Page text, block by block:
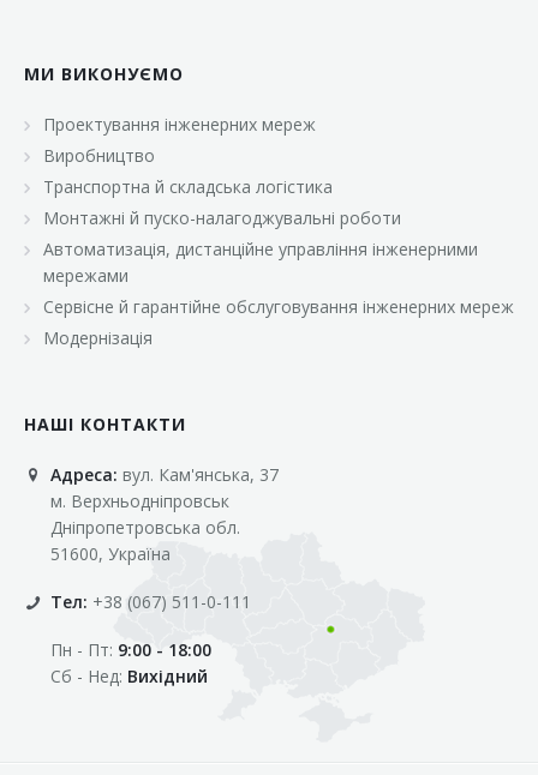
«Класс»
«Континент»
«Малинка»
«Марс»
«Оптовичок»
«Свіжачок»
«Сільпо»
«Фора»
«Фреш»
«Фуршет»
«Цент»
МИ ВИКОНУЄМО
Проектування інженерних мереж
Виробництво
Транспортна й складська логістика
Монтажні й пуско-налагоджувальні роботи
Автоматизація, дистанційне управління інженерними
мережами
Сервісне й гарантійне обслуговування інженерних мереж
Модернізація
НАШІ КОНТАКТИ
Адреса: вул. Кам'янська, 37
м. Верхньодніпровськ
Дніпропетровська обл.
51600, Україна
Тел: +38 (067) 511-0-111
Пн - Пт: 9:00 - 18:00
Сб - Нед: Вихідний